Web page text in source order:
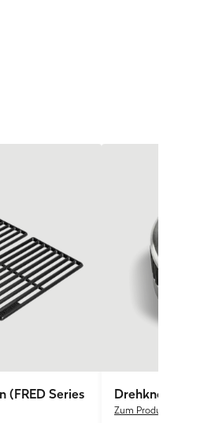
(FRED Series
Drehknopf groß
Zum Produkt